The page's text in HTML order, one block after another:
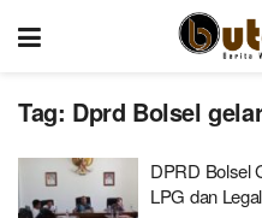
Tag: Dprd Bolsel
DPRD Bolsel
LPG dan